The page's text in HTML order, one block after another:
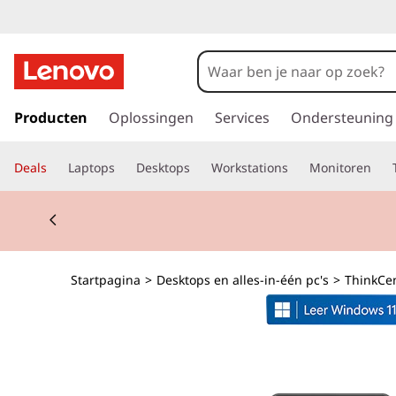
h
n
k
e
a
a
r
h
Producten Oplossingen Services Ondersteuning
Deals Laptops Desktops Workstations Monitoren
Currently displaying item 2 of 2
Startpagina > Desktops en alles-in-één pc's >